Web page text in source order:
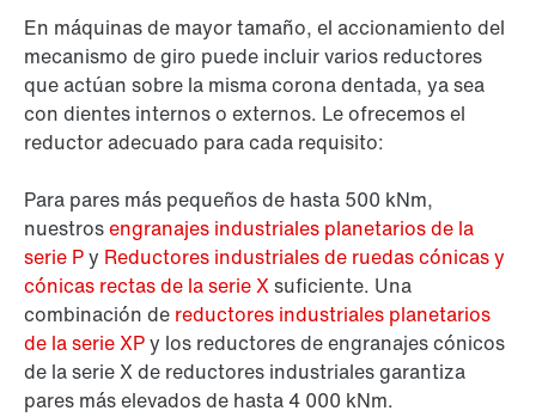
En máquinas de mayor tamaño, el accionamiento del
mecanismo de giro puede incluir varios reductores
que actúan sobre la misma corona dentada, ya sea
con dientes internos o externos. Le ofrecemos el
reductor adecuado para cada requisito:
Para pares más pequeños de hasta 500 kNm,
nuestrosengranajes industriales planetarios de la
serie Py Reductores industriales de ruedas cónicas y
cónicas rectas de la serie Xsuficiente. Una
combinación de reductores industriales planetarios
de la serie XPy los reductores de engranajes cónicos
de la serie X de reductores industriales garantiza
pares más elevados de hasta 4 000 kNm.